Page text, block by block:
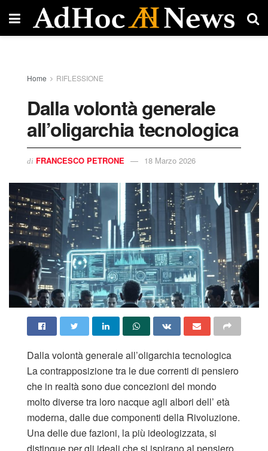
Home RIFLESSIONE
Dalla volontà generale
all’oligarchia tecnologica
di FRANCESCO PETRONE 18 Marzo 2026
Dalla volontà generale all’oligarchia tecnologica
La contrapposizione tra le due correnti di pensiero
che in realtà sono due concezioni del mondo
molto diverse tra loro nacque agli albori dell’ età
moderna, dalle due componenti della Rivoluzione.
Una delle due fazioni, la più ideologizzata, si
distingue per gli ideali che si ispirano al pensiero